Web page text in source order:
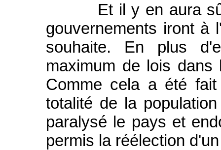
Et il y en aura
gouvernements iront à
souhaite. En plus
maximum de lois
Comme cela a été
totalité de la
paralysé le pays et
permis la réélection